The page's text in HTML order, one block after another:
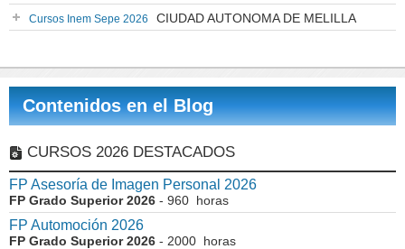
Cursos Inem Sepe 2026 CIUDAD AUTONOMA DE MELILLA
Contenidos en el Blog
CURSOS 2026 DESTACADOS
FP Asesoría de Imagen Personal 2026
FP Grado Superior 2026 - 960 horas
FP Automoción 2026
FP Grado Superior 2026 - 2000 horas